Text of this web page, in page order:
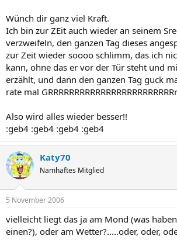
Wünch dir ganz viel Kraft.
Ich bin zur ZEit auch wieder an seinem
verzweifeln, den ganzen Tag dieses
zur Zeit wieder soooo schlimm, das ich
kann, ohne das er vor der Tür steht und
erzählt, und dann den ganzen Tag guck
rate mal
Also wird alles wieder besser!!
:geb4 :geb4 :geb4 :geb4
Katy70
Namhaftes Mitglied
5 November 2006
vielleicht liegt das ja am Mond (was
einen?), oder am Wetter?.....oder, oder,